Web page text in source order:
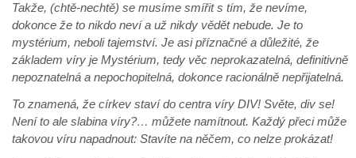
Takže, (chtě-nechtě) se musíme smířit s tím, že nevíme,
dokonce že to nikdo neví a už nikdy vědět nebude. Je to
mystérium, neboli tajemství. Je asi příznačné a důležité, že
základem víry je Mystérium, tedy věc neprokazatelná, definitivně
nepoznatelná a nepochopitelná, dokonce racionálně nepřijatelná.
To znamená, že církev staví do centra víry DIV! Světe, div se!
Není to ale slabina víry?… můžete namítnout. Každý přeci může
takovou víru napadnout: Stavíte na něčem, co nelze prokázat!